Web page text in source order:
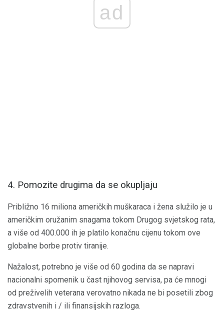
ad
4. Pomozite drugima da se okupljaju
Približno 16 miliona američkih muškaraca i žena služilo je u
američkim oružanim snagama tokom Drugog svjetskog rata,
a više od 400.000 ih je platilo konačnu cijenu tokom ove
globalne borbe protiv tiranije.
Nažalost, potrebno je više od 60 godina da se napravi
nacionalni spomenik u čast njihovog servisa, pa će mnogi
od preživelih veterana verovatno nikada ne bi posetili zbog
zdravstvenih i / ili finansijskih razloga.